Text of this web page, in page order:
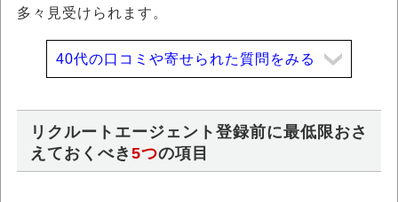
多々見受けられます。
40代の口コミや寄せられた質問をみる
リクルートエージェント登録前に最低限おさ
えておくべき 5つの項目